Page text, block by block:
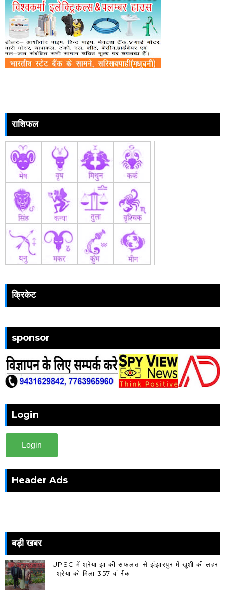
राशिफल
क्रिकेट
sponsor
Login
Login
Header Ads
बड़ी खबर
UPSC में श्रेया झा की सफलता से झंझारपुर में खुशी की लहर
: श्रेया को मिला 357 वां रैंक